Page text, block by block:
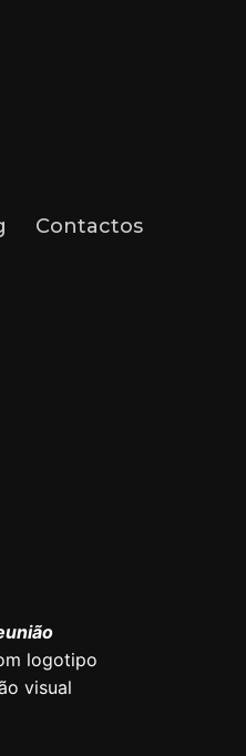
Contactos
logotipo
visual